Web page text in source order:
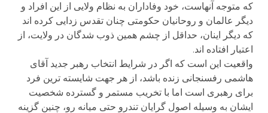
که متوجه آنهاست، خود وفاداران به نظام ولایی از این افراد و
دیگر عالمان و روحانیان حکومتی چنان تقدس زدایی کرده اند
که دیگر اینان، حداقل از چشم همین ذوب شدگان در ولایت، از
اعتبار افتاده اند.
واقعیت این است که اگر در شرایط انتخاب رهبر جدید آقای
هاشمی رفسنجانی زنده باشد، از هر جهت شایسته ترین فرد
برای رهبری است اما با تخریب مستمر و گسترده شخصیت
ایشان به وسیله اصول گرایان تندرو حتی میانه رو، چنین گزینه